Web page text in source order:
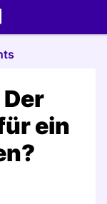
ein